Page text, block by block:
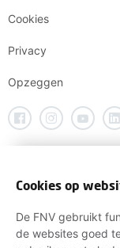
Cookies
Privacy
Opzeggen
Cookies op
De FNV gebruikt
de websites goed